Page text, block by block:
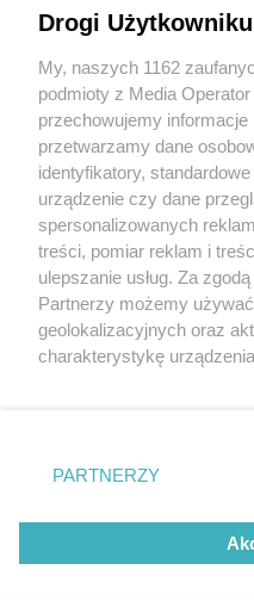
Wydawca mediówlokalnych
Nie zapomnij
zapoznać się z:
polityką prywatności
Twojemiasto
Piekary Śląskie
Chorzów
Tarnowskie Góry
Gliwice
Drogi
My, naszych 1162
podmioty z Media
przechowujemy informacje
przetwarzamy dane
identyfikatory,
urządzenie czy dane
spersonalizowanych
treści, pomiar reklam i
ulepszanie usług. Za
Partnerzy możemy
geolokalizacyjnych oraz
charakterystykę
zmienić/wycofać klikając
znajdujący się w lewym
rodzaje przetwarzania
użytkownika, ale masz
przetwarzaniu. Preferencje
PARTNERZY